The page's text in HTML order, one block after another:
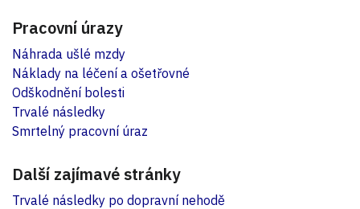
Pracovní úrazy
Náhrada ušlé mzdy
Náklady na léčení a ošetřovné
Odškodnění bolesti
Trvalé následky
Smrtelný pracovní úraz
Další zajímavé stránky
Trvalé následky po dopravní nehodě